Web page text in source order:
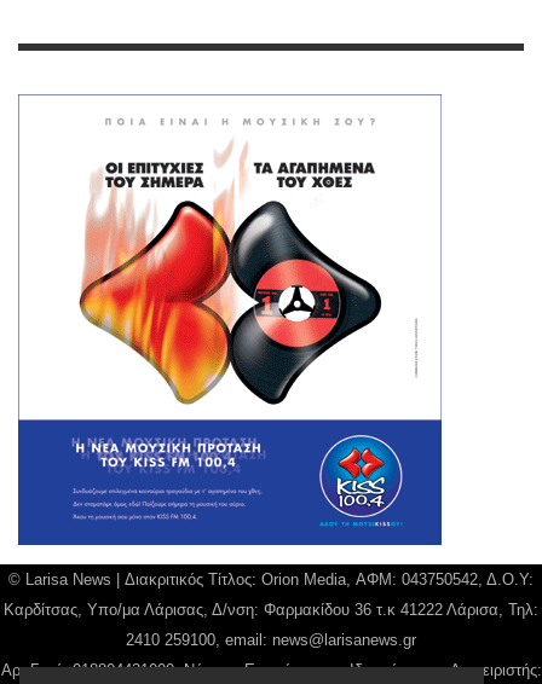
© Larisa News | Διακριτικός Τίτλος: Orion Media, ΑΦΜ: 043750542, Δ.Ο.Υ:
Καρδίτσας, Υπο/μα Λάρισας, Δ/νση: Φαρμακίδου 36 τ.κ 41222 Λάρισα, Τηλ:
2410 259100, email: news@larisanews.gr
Αρ. Γεμή: 018804431000, Νόμιμος Εκπρόσωπος, Ιδιοκτήτης και Διαχειριστής: